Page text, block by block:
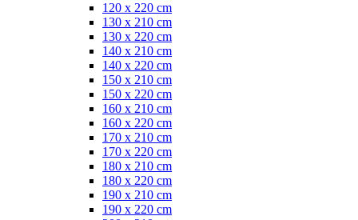
120 x 220 cm
130 x 210 cm
130 x 220 cm
140 x 210 cm
140 x 220 cm
150 x 210 cm
150 x 220 cm
160 x 210 cm
160 x 220 cm
170 x 210 cm
170 x 220 cm
180 x 210 cm
180 x 220 cm
190 x 210 cm
190 x 220 cm